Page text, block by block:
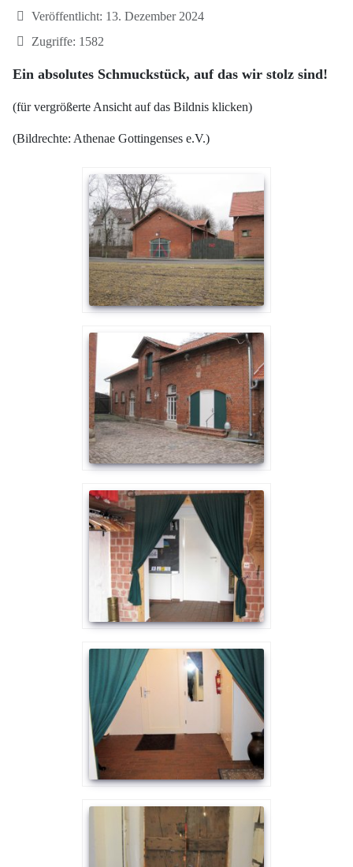
Veröffentlicht: 13. Dezember 2024
Zugriffe: 1582
Ein absolutes Schmuckstück, auf das wir stolz sind!
(für vergrößerte Ansicht auf das Bildnis klicken)
(Bildrechte: Athenae Gottingenses e.V.)